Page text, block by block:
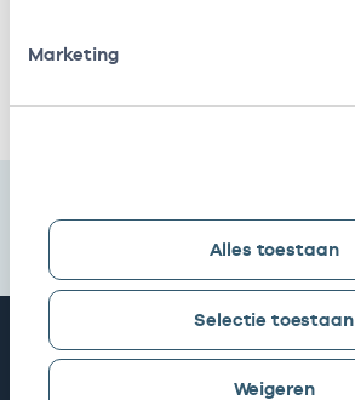
Marketing
Alles toestaan
Selectie toestaan
Weigeren
Spaarndammerbuurt
Snel naar